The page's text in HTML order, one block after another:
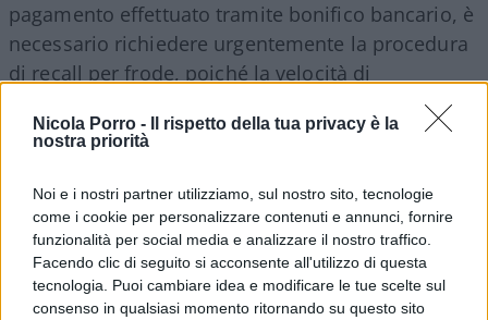
Nicola Porro -
Il rispetto della tua privacy è la
nostra priorità
Noi e i nostri partner utilizziamo, sul nostro sito, tecnologie
come i cookie per personalizzare contenuti e annunci, fornire
funzionalità per social media e analizzare il nostro traffico.
Facendo clic di seguito si acconsente all'utilizzo di questa
tecnologia. Puoi cambiare idea e modificare le tue scelte sul
consenso in qualsiasi momento ritornando su questo sito
pagamento effettuato tramite bonifico bancario, è
necessario richiedere urgentemente la procedura
di recall per frode, poiché la velocità di
segnalazione aumenta le probabilità che il conto
di destinazione non sia stato ancora prosciugato.
occorre invece avviare la procedura di chargeback
per disconoscere la transazione causa mancata
erogazione del servizio.